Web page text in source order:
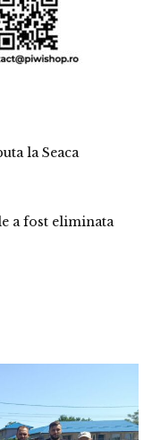
la Seaca
a fost eliminata